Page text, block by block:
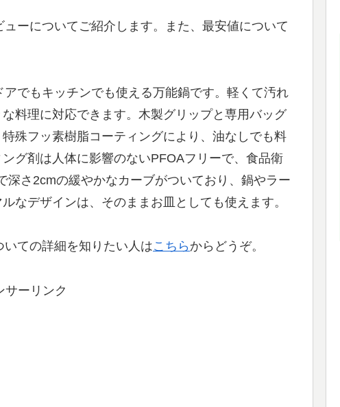
ーについてご紹介します。また、最安値について
でもキッチンでも使える万能鍋です。軽くて汚れ
料理に対応できます。木製グリップと専用バッグ
殊フッ素樹脂コーティングにより、油なしでも料
グ剤は人体に影響のないPFOAフリーで、食品衛
さ2cmの緩やかなカーブがついており、鍋やラー
なデザインは、そのままお皿としても使えます。
ての詳細を知りたい人はこちら からどうぞ。
サーリンク